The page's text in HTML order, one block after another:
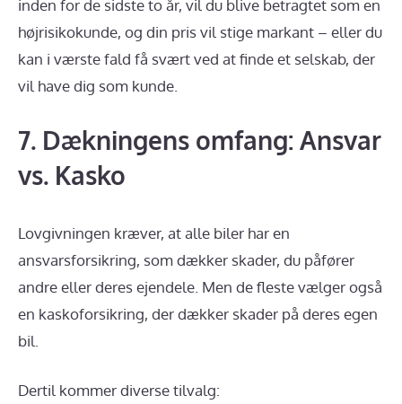
inden for de sidste to år, vil du blive betragtet som en
højrisikokunde, og din pris vil stige markant – eller du
kan i værste fald få svært ved at finde et selskab, der
vil have dig som kunde.
7. Dækningens omfang: Ansvar
vs. Kasko
Lovgivningen kræver, at alle biler har en
ansvarsforsikring, som dækker skader, du påfører
andre eller deres ejendele. Men de fleste vælger også
en kaskoforsikring, der dækker skader på deres egen
bil.
Dertil kommer diverse tilvalg: